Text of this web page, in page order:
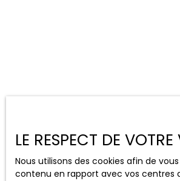
LE RESPECT DE
Nous utilisons des cookies afin de
contenu en rapport avec vos centres